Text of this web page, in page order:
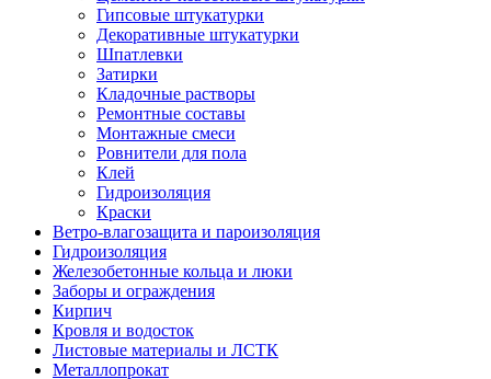
Гипсовые штукатурки
Декоративные штукатурки
Шпатлевки
Затирки
Кладочные растворы
Ремонтные составы
Монтажные смеси
Ровнители для пола
Клей
Гидроизоляция
Краски
Ветро-влагозащита и пароизоляция
Гидроизоляция
Железобетонные кольца и люки
Заборы и ограждения
Кирпич
Кровля и водосток
Листовые материалы и ЛСТК
Металлопрокат